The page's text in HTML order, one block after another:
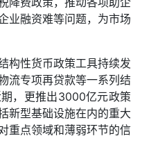
业融资难等问题，为市场
构性货币政策工具持续发
流专项再贷款等一系列结
，更推出3000亿元政策
新型基础设施在内的重大
重点领域和薄弱环节的信